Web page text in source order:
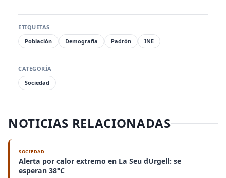
ETIQUETAS
Población
Demografía Padrón INE
CATEGORÍA
Sociedad
NOTICIAS RELACIONADAS
SOCIEDAD
Alerta por calor extremo en La Seu dUrgell: se
esperan 38°C